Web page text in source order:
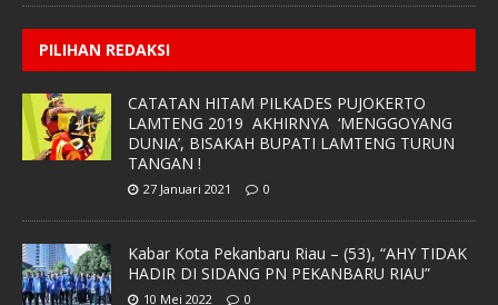
PILIHAN REDAKSI
CATATAN HITAM PILKADES PUJOKERTO
LAMTENG 2019 AKHIRNYA ‘MENGGOYANG
DUNIA’, BISAKAH BUPATI LAMTENG TURUN
TANGAN !
27 Januari 2021 0
Kabar Kota Pekanbaru Riau – (53), “AHY TIDAK
HADIR DI SIDANG PN PEKANBARU RIAU”
10 Mei 2022 0